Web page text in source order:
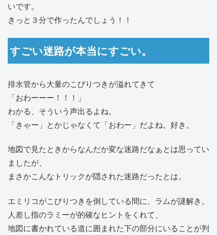
いです。
きっと３分で作ったんでしょう！！
すごい迷路が本当にすごい。
排水管から大量のこびりつきが溢れてきて
「おわーーー！！！」
わかる、そういう声出るよね。
「きゃー」とかじゃなくて「おわー」だよね。好き。
地図で見たときからなんだか変な迷路だなぁとは思ってい
ましたが、
まさかこんなトリックが隠された迷路だったとは。
エミリコがこびりつきを倒している間に、ラムが謎解き。
人差し指のラミーが的確なヒントをくれて、
地図に書かれている道に囲まれた下の部分にいることが判